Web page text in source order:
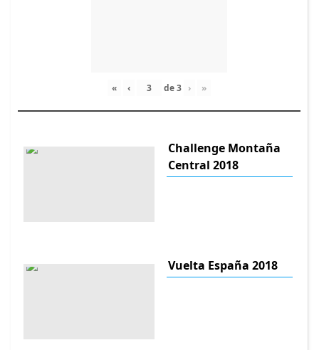
« ‹ de3 › »
Challenge Montaña
Central 2018
Vuelta España 2018